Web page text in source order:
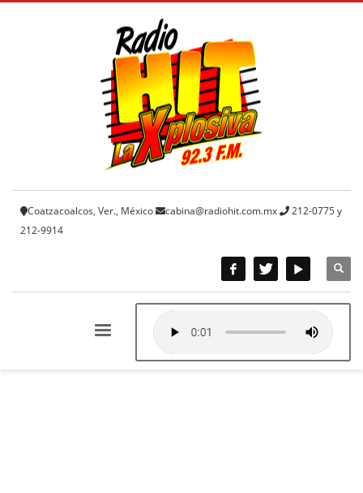
Coatzacoalcos, Ver., México cabina@radiohit.com.mx
212-0775 y
212-9914